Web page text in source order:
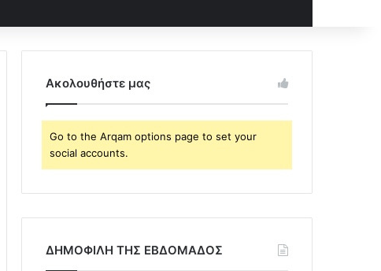
Ακολουθήστε μας
Go to the Arqam options page to set your
social accounts.
ΔΗΜΟΦΙΛΗ ΤΗΣ ΕΒΔΟΜΑΔΟΣ